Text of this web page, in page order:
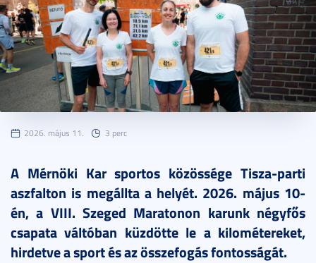
2026. május 11. 3 perc
A Mérnöki Kar sportos közössége Tisza-parti
aszfalton is megállta a helyét. 2026. május 10-
én, a VIII. Szeged Maratonon karunk négyfős
csapata váltóban küzdötte le a kilométereket,
hirdetve a sport és az összefogás fontosságát.